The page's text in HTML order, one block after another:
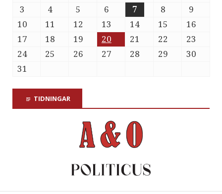
3
4 5 6 7 8
9
10
11 12 13 14 15
16
17
18 19 20 21 22
23
24
25 26 27 28 29
30
31
TIDNINGAR